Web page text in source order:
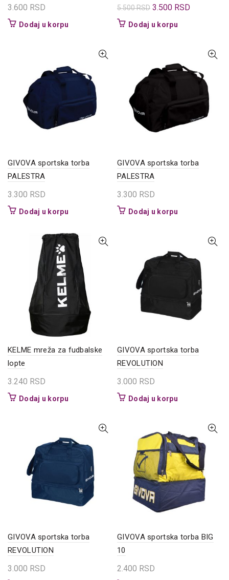
3.600 RSD
Dodaj u korpu
5.500RSD Originalna
cena
3.500 RSDTrenutna
Dodaj u korpu
GIVOVA sportska torba
PALESTRA
3.300 RSD
Dodaj u korpu
GIVOVA sportska torba
PALESTRA
3.300 RSD
Dodaj u korpu
KELME mreža za fudbalske
lopte
3.240 RSD
Dodaj u korpu
GIVOVA sportska torba
REVOLUTION
3.000 RSD
Dodaj u korpu
GIVOVA sportska torba
REVOLUTION
3.000 RSD
GIVOVA sportska torba BIG
10
2.400 RSD